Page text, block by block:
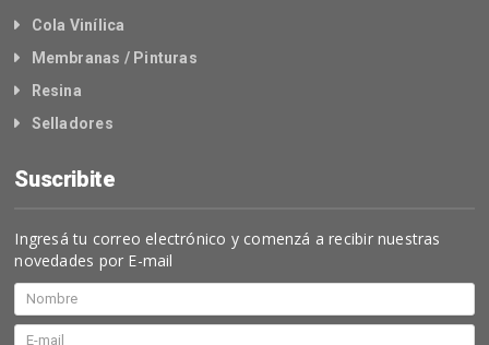
Cola Vinílica
Membranas / Pinturas
Resina
Selladores
Suscribite
Ingresá tu correo electrónico y comenzá a recibir nuestras
novedades por E-mail